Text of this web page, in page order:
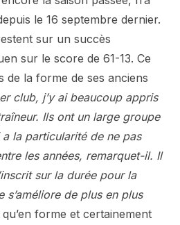
le 16 septembre dernier.
sur un succès
sur le score de 61-13. Ce
de la forme de ses anciens
club, j’y ai beaucoup appris
Ils ont un large groupe
la particularité de ne pas
les années, remarquet-il. Il
sur la durée pour la
s’améliore de plus en plus
qu’en forme et certainement